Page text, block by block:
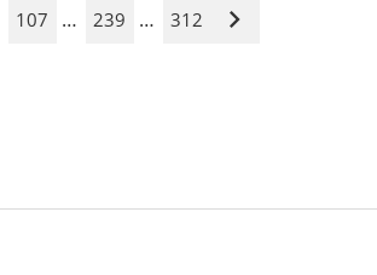
107 … 239 … 312
Nächste